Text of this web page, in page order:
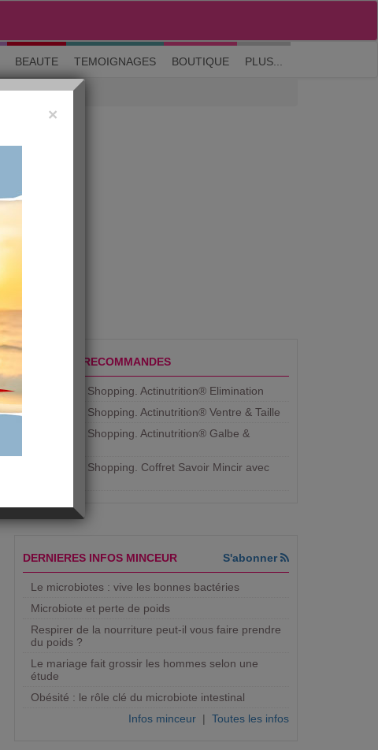
M'inscrire| Me connecter| ? Visite guidée
BEAUTE TEMOIGNAGES BOUTIQUE PLUS...
PRODUITS RECOMMANDES
Aujourdhui Shopping. Actinutrition® Elimination
Aujourdhui Shopping. Actinutrition® Ventre & Taille
Aujourdhui Shopping. Actinutrition® Galbe &
Aujourdhui Shopping. ​Coffret Savoir Mincir avec
DERNIERES INFOS MINCEUR S'abonner
Le microbiotes : vive les bonnes bactéries
Microbiote et perte de poids
Respirer de la nourriture peut-il vous faire prendre
du poids ?
Le mariage fait grossir les hommes selon une
étude
Obésité : le rôle clé du microbiote intestinal
Infos minceur | Toutes les infos
×